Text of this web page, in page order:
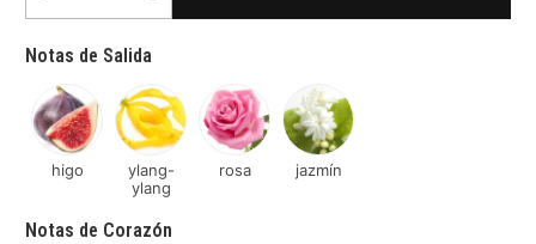
Notas de Salida
higo
ylang-
ylang
rosa jazmín
Notas de Corazón